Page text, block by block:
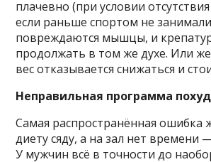
плачевно (при условии
если раньше спортом не
повреждаются мышцы, и
продолжать в том же духе. Или
вес отказывается снижаться и
Неправильная программа
Самая распространённая ошибка
диету сяду, а на зал нет времени
У мужчин всё в точности до